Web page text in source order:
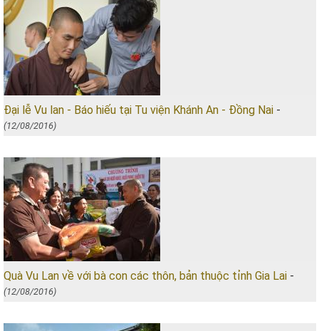
Đại lễ Vu lan - Báo hiếu tại Tu viện Khánh An - Đồng Nai -
(12/08/2016)
Quà Vu Lan về với bà con các thôn, bản thuộc tỉnh Gia Lai -
(12/08/2016)